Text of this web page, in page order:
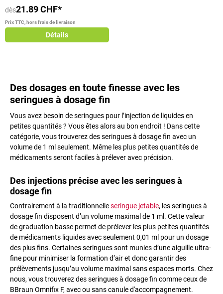
dès21.89 CHF*
Prix TTC, hors frais de livraison
Détails
Des dosages en toute finesse avec les
seringues à dosage fin
Vous avez besoin de seringues pour l’injection de liquides en
petites quantités ? Vous êtes alors au bon endroit ! Dans cette
catégorie, vous trouverez des seringues à dosage fin avec un
volume de 1 ml seulement. Même les plus petites quantités de
médicaments seront faciles à prélever avec précision.
Des injections précise avec les seringues à
dosage fin
Contrairement à la traditionnelleseringue jetable, les seringues à
dosage fin disposent d’un volume maximal de 1 ml. Cette valeur
de graduation basse permet de prélever les plus petites quantités
de médicaments liquides avec seulement 0,01 ml pour un dosage
des plus fins. Certaines seringues sont munies d’une aiguille ultra-
fine pour minimiser la formation d’air et donc garantir des
prélèvements jusqu’au volume maximal sans espaces morts. Chez
nous, vous trouverez des seringues à dosage fin comme ceux de
BBraun Omnifix F, avec ou sans canule d'accompagnement.